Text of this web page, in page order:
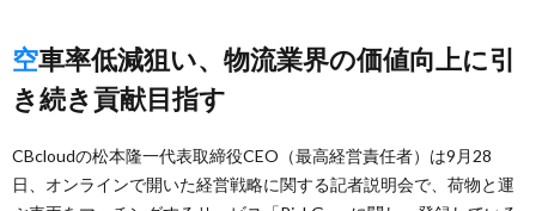
空車率低減狙い、物流業界の価値向上に引
き続き貢献目指す
CBcloudの松本隆一代表取締役CEO（最高経営責任者）は9月28
日、オンラインで開いた経営戦略に関する記者説明会で、荷物と運